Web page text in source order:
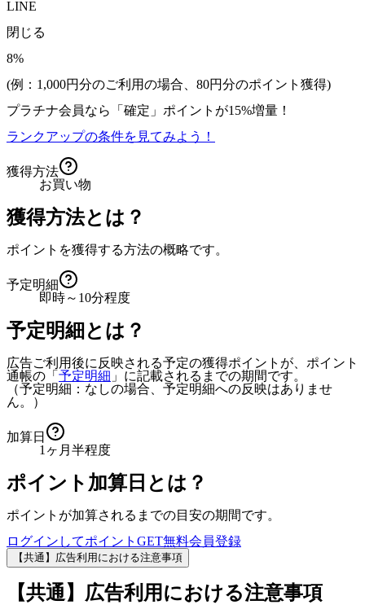
LINE
閉じる
8%
(例：1,000円分のご利用の場合、 80円分のポイント獲得)
プラチナ会員なら
「確定」 ポイントが15%増量！
ランクアップの条件を見てみよう！
獲得方法
お買い物
獲得方法とは？
ポイントを獲得する方法の概略です。
予定明細
即時～10分程度
予定明細とは？
広告ご利用後に反映される予定の獲得ポイントが、ポイント
通帳の「 予定明細 」に記載されるまでの期間です。
（予定明細：なしの場合、予定明細への反映はありませ
ん。）
加算日
1ヶ月半程度
ポイント加算日とは？
ポイントが加算されるまでの目安の期間です。
ログインしてポイントGET無料会員登録
【共通】広告利用における注意事項
【共通】広告利用における注意事項